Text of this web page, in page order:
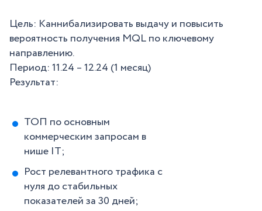
Цель: Каннибализировать выдачу и повысить
вероятность получения MQL по ключевому
направлению.
Период: 11.24 – 12.24 (1 месяц)
Результат:
ТОП по основным
коммерческим запросам в
нише IT;
Рост релевантного трафика с
нуля до стабильных
показателей за 30 дней;